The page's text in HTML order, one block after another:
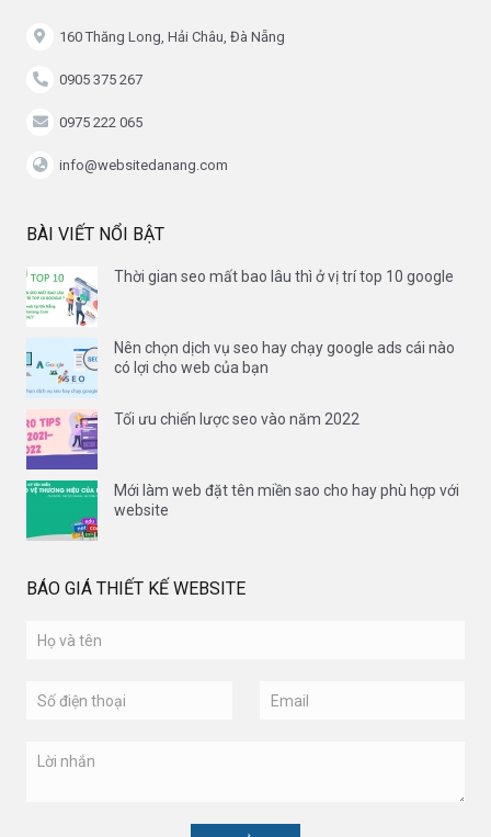
160 Thăng Long, Hải Châu, Đà Nẵng
0905 375 267
0975 222 065
info@websitedanang.com
BÀI VIẾT NỔI BẬT
Thời gian seo mất bao lâu thì ở vị trí top 10 google
Nên chọn dịch vụ seo hay chạy google ads cái nào
có lợi cho web của bạn
Tối ưu chiến lược seo vào năm 2022
Mới làm web đặt tên miền sao cho hay phù hợp với
website
BÁO GIÁ THIẾT KẾ WEBSITE